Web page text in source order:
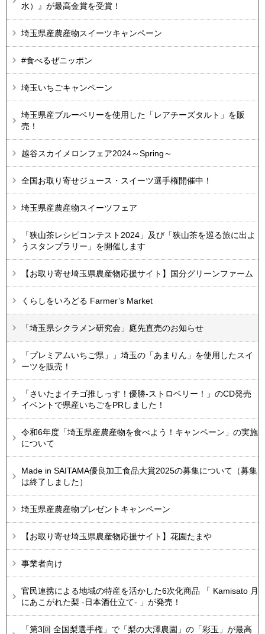
水）』が最高金賞を受賞！
埼玉県産農産物スイーツキャンペーン
#食べるぜニッポン
埼玉いちごキャンペーン
埼玉県産ブルーベリーを使用した「レアチーズタルト」を販
売！​​​​​​
越谷スカイメロンフェア2024～Spring～
全国お取り寄せジュース・スイーツ選手権開催中！
埼玉県産農産物スイーツフェア
「狭山茶レシピコンテスト2024」及び「狭山茶を巡る旅に出よ
うスタンプラリー」を開催します
【お取り寄せ埼玉県農産物応援サイト】国分グリーンファーム
くらしをいろどる Farmer’s Market
「埼玉県シクラメン研究会」庭先直売のお知らせ
「プレミアムいちご県」」埼玉の「あまりん」を使用したスイ
ーツを販売！
「さいたまイチゴ推しっす！優勝-ストロベリー！」のCD発売
イベントで県産いちごをPRしました！
令和6年度「埼玉県産農産物を食べよう！キャンペーン」の実施
について
Made in SAITAMA優良加工食品大賞2025の募集について（募集
は終了しました）
埼玉県産農産物プレゼントキャンペーン
【お取り寄せ埼玉県農産物応援サイト】花園たまや
事業者向け
官民連携による地域の特産を活かした6次化商品 「 Kamisato 月
にあこがれた梨 -日本酒仕立て- 」が発売！
「第3回 全国梨選手権」で「梨の大澤農園」の「彩玉」が最高